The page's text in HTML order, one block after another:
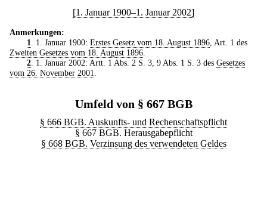
[1. Januar 1900–1. Januar 2002]
Anmerkungen:
1
. 1. Januar 1900: Erstes Gesetz vom 18. August 1896, Art. 1 des
Zweiten Gesetzes vom 18. August 1896
2. 1. Januar 2002: Artt. 1 Abs. 2 S. 3, 9 Abs. 1 S. 3 des Gesetzes
vom 26. November 2001
Umfeld von § 667 BGB
§ 666 BGB. Auskunfts- und Rechenschaftspflicht
§ 667 BGB. Herausgabepflicht
§ 668 BGB. Verzinsung des verwendeten Geldes